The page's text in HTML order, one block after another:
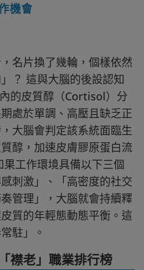
機會
名片換了幾輪，個樣依然
？ 這與大腦的後設認知
的皮質醇（Cortisol）分
處於單調、高壓且缺乏正
大腦會判定該系統面臨生
醇，加速皮膚膠原蛋白流
工作環境具備以下三個
刺激」、「高密度的社交
管理」，大腦就會持續釋
質的年輕態動態平衡。這
駐」。
襟老」職業排行榜